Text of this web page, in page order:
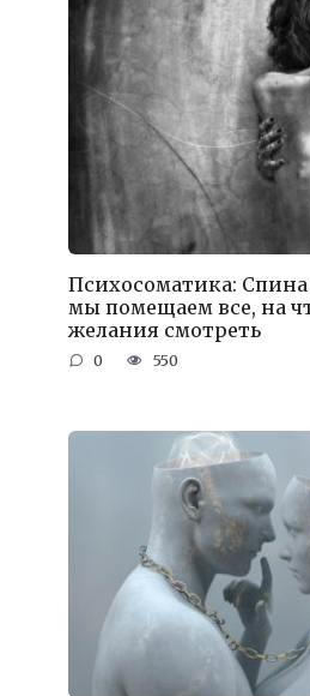
Психосоматика:
мы помещаем все, на
желания смотреть
0 550